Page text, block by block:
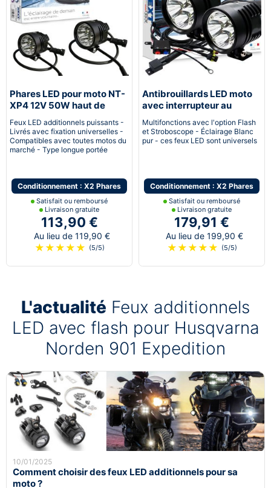
Phares LED pour moto NT-
XP4 12V 50W haut de
gamme - noir
Feux LED additionnels puissants -
Livrés avec fixation universelles -
Compatibles avec toutes motos du
marché - Type longue portée
Conditionnement : X2 Phares
Satisfait ou remboursé
Livraison gratuite
113,90 €
Au lieu de 119,90 €
★ ★ ★ ★ ★ (5/5)
Antibrouillards LED moto
avec interrupteur au
guidon
Multifonctions avec l'option Flash
et Stroboscope - Éclairage Blanc
pur - ces feux LED sont universels
Conditionnement : X2 Phares
Satisfait ou remboursé
Livraison gratuite
179,91 €
Au lieu de 199,90 €
★ ★ ★ ★ ★ (5/5)
L'actualité Feux additionnels
LED avec flash pour Husqvarna
Norden 901 Expedition
10/01/2025
Comment choisir des feux LED additionnels pour sa
moto ?